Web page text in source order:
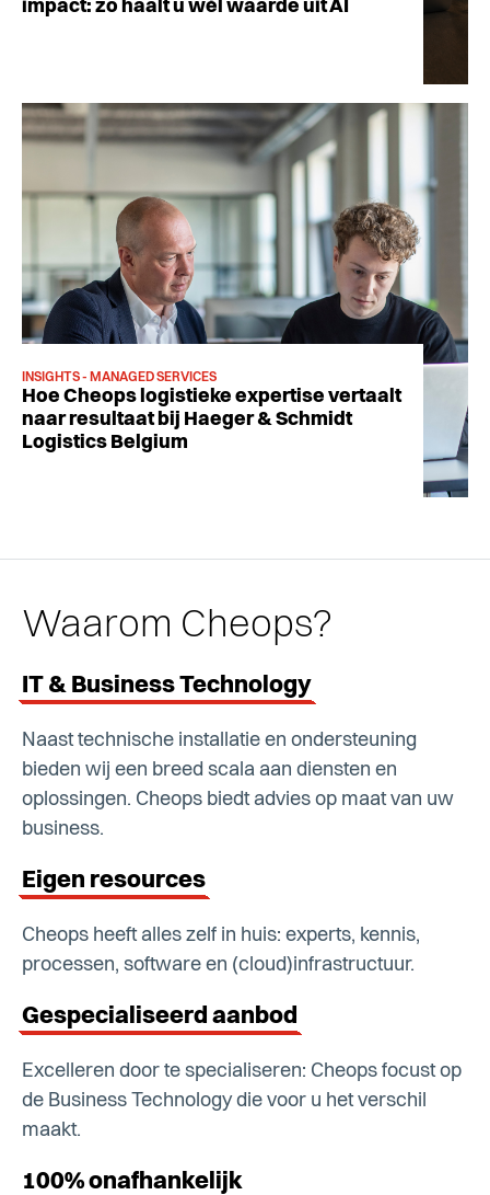
impact: zo haalt u wél waarde uit AI
INSIGHTS - MANAGED SERVICES
Hoe Cheops logistieke expertise vertaalt
naar resultaat bij Haeger & Schmidt
Logistics Belgium
Waarom Cheops?
IT & Business Technology
Naast technische installatie en ondersteuning
bieden wij een breed scala aan diensten en
oplossingen. Cheops biedt advies op maat van uw
business.
Eigen resources
Cheops heeft alles zelf in huis: experts, kennis,
processen, software en (cloud)infrastructuur.
Gespecialiseerd aanbod
Excelleren door te specialiseren: Cheops focust op
de Business Technology die voor u het verschil
maakt.
100% onafhankelijk